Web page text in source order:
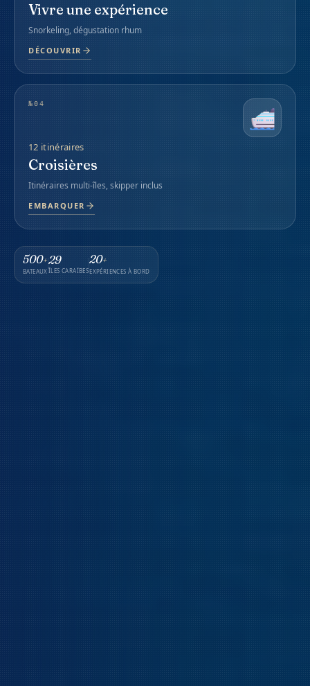
Vivre une expérience
Snorkeling, dégustation rhum
DÉCOUVRIR
№04
12 itinéraires
Croisières
Itinéraires multi-îles, skipper inclus
EMBARQUER
500+
BATEAUX
29
ÎLES CARAÏBES
20+
EXPÉRIENCES À BORD